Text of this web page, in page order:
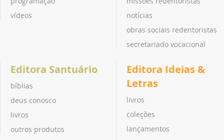
vídeos
notícias
obras sociais redentoristas
secretariado vocacional
Editora Santuário
bíblias
deus conosco
livros
outros produtos
Editora Ideias &
Letras
livros
coleções
lançamentos